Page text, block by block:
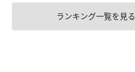
ランキング一覧を見る